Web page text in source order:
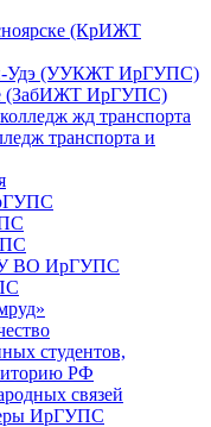
(КрИЖТ
Удэ (УУКЖТ ИрГУПС)
(ЗабИЖТ ИрГУПС)
жд транспорта
транспорта и
ВО ИрГУПС
студентов,
РФ
связей
ИрГУПС